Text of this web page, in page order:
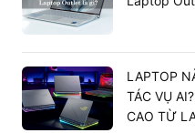
Thiết kế nhôm tái
sống động
Macbook Pro 14inch M5
1TB (New)tiếp tục duy
nhôm tái chế 100%,
dày 15.5 mm. Hệ thống
LAPTOP
TÁC VỤ
CAO TỪ